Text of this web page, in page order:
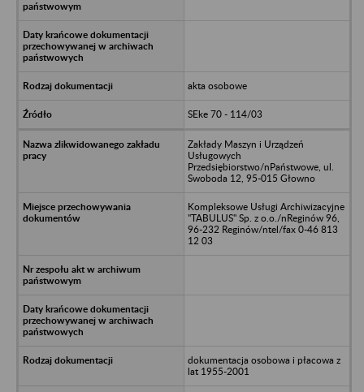
akta osobowe
SEke 70 - 114/03
Zakłady Maszyn i Urządzeń
Usługowych
Przedsiębiorstwo/nPaństwowe, ul.
Swoboda 12, 95-015 Głowno
Kompleksowe Usługi Archiwizacyjne
"TABULUS" Sp. z o.o./nReginów 96,
96-232 Reginów/ntel/fax 0-46 813
12 03
dokumentacja osobowa i płacowa z
lat 1955-2001